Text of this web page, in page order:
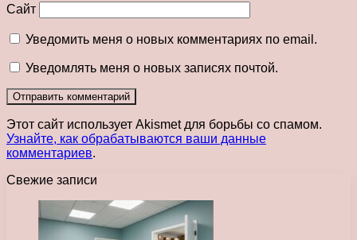
Сайт
Уведомить меня о новых комментариях по email.
Уведомлять меня о новых записях почтой.
Этот сайт использует Akismet для борьбы со спамом.
Узнайте, как обрабатываются ваши данные
комментариев.
Свежие записи